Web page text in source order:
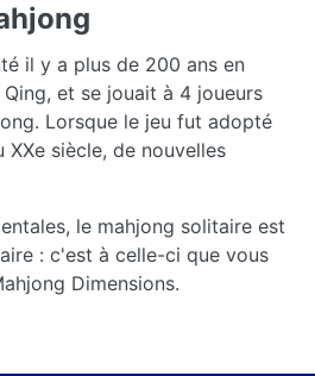
il y a plus de 200 ans en
et se jouait à 4 joueurs
Lorsque le jeu fut adopté
siècle, de nouvelles
le mahjong solitaire est
: c'est à celle-ci que vous
Dimensions.